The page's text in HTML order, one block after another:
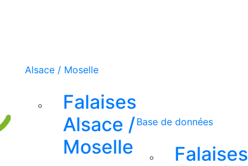
Alsace / Moselle
Falaises
Alsace /
Moselle
Base de données
Falaises